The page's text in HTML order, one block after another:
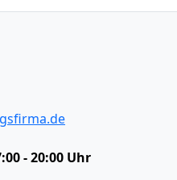
- 20:00 Uhr